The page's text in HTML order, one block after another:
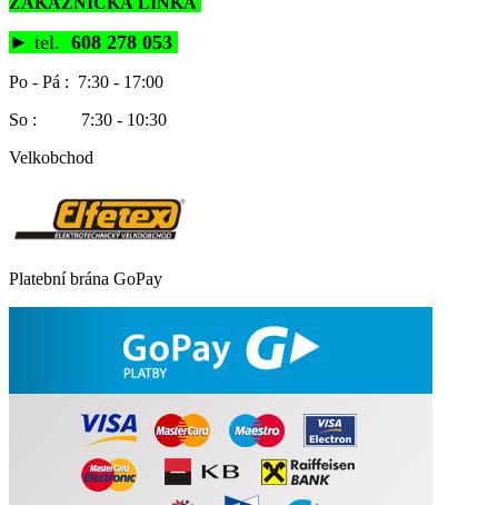
► tel. 608 278 053
Po - Pá : 7:30 - 17:00
So : 7:30 - 10:30
Velkobchod
Platební brána GoPay